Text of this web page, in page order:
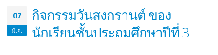
07
มี.ค.
กิจกรรมวันสงกรานต์ ของ
นักเรียนชั้นประถมศึกษาปีที่ 3